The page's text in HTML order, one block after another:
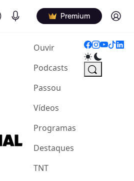
Podcasts Premium Log in
Ouvir(current)
Podcasts
Passou
Vídeos
Programas
Destaques
TNT